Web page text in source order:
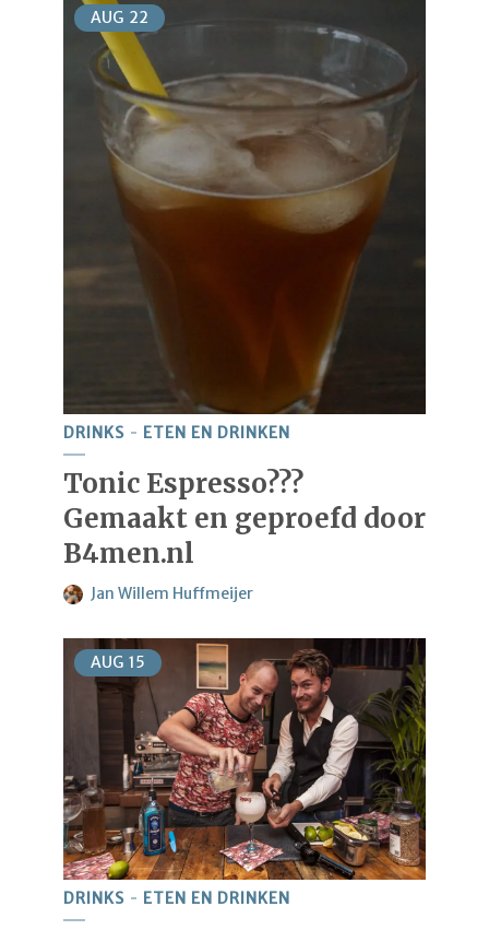
AUG 22
DRINKS ETEN EN DRINKEN
Tonic Espresso???
Gemaakt en geproefd door
B4men.nl
Jan Willem Huffmeijer
AUG 15
DRINKS ETEN EN DRINKEN